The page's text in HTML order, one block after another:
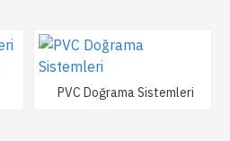
PVC Doğrama Sistemleri